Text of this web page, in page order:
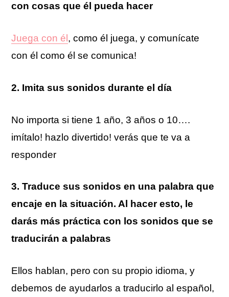
con cosas que él pueda hacer
Juega con él , como él juega, y comunícate
con él como él se comunica!
2. Imita sus sonidos durante el día
No importa si tiene 1 año, 3 años o 10….
imítalo! hazlo divertido! verás que te va a
responder
3. Traduce sus sonidos en una palabra que
encaje en la situación. Al hacer esto, le
darás más práctica con los sonidos que se
traducirán a palabras
Ellos hablan, pero con su propio idioma, y
debemos de ayudarlos a traducirlo al español,